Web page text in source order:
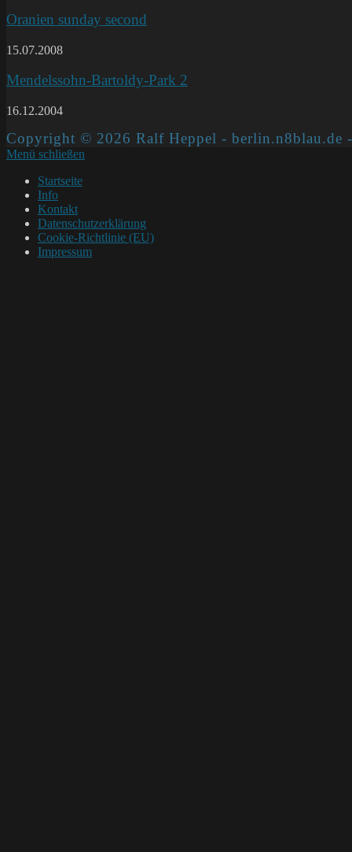
Oranien sunday second
15.07.2008
Mendelssohn-Bartoldy-Park 2
16.12.2004
Copyright © 2026 Ralf Heppel - berlin.n8blau.de
Menü schließen
Startseite
Info
Kontakt
Datenschutzerklärung
Cookie-Richtlinie (EU)
Impressum